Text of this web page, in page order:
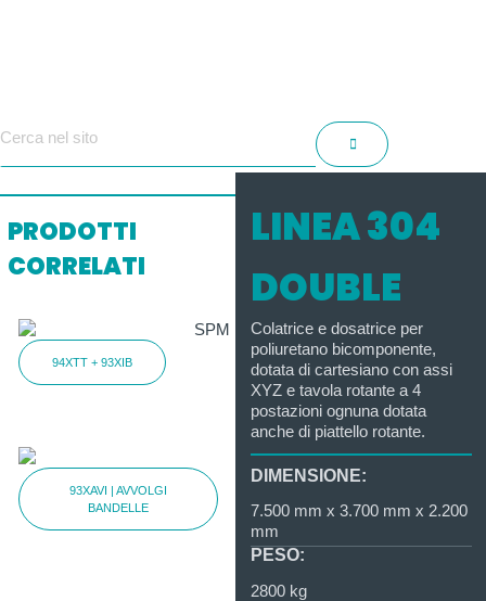
PRODOTTI
CORRELATI
94XTT + 93XIB
93XAVI | AVVOLGI
BANDELLE
LINEA 304
DOUBLE
Colatrice e dosatrice per
poliuretano bicomponente,
dotata di cartesiano con assi
XYZ e tavola rotante a 4
postazioni ognuna dotata
anche di piattello rotante.
DIMENSIONE:
7.500 mm x 3.700 mm x 2.200
mm
PESO:
2800 kg